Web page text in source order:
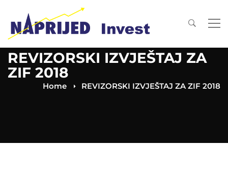
REVIZORSKI IZVJEŠTAJ ZA
ZIF 2018
Home REVIZORSKI IZVJEŠTAJ ZA ZIF 2018